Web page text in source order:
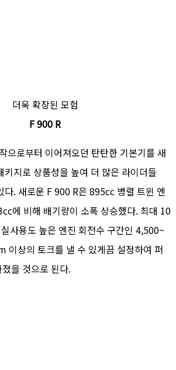
더욱 확장된 모험
F 900 R
으로부터 이어져오던 탄탄한 기본기를 새
키지로 상품성을 높여 더 많은 라이더들
다. 새로운 F 900 R은 895cc 병렬 트윈 엔
에 비해 배기량이 소폭 상승했다. 최대 10
사용도 높은 엔진 회전수 구간인 4,500~
상의 토크를 낼 수 있게끔 설정하여 퍼
을 것으로 된다.